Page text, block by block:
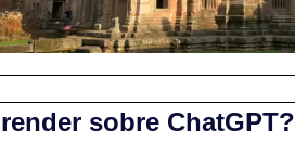
sobre ChatGPT?